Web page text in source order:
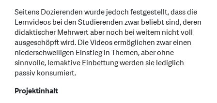
Seitens Dozierenden wurde jedoch festgestellt, dass die
Lernvideos bei den Studierenden zwar beliebt sind, deren
didaktischer Mehrwert aber noch bei weitem nicht voll
ausgeschöpft wird. Die Videos ermöglichen zwar einen
niederschwelligen Einstieg in Themen, aber ohne
sinnvolle, lernaktive Einbettung werden sie lediglich
passiv konsumiert.
Projektinhalt